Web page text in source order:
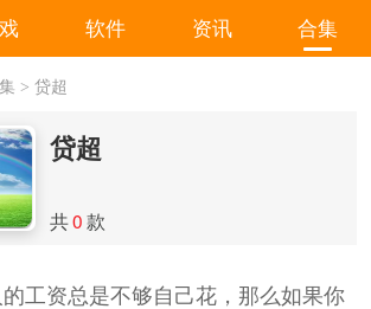
软件 资讯 合集
> 贷超
贷超
共0款
工资总是不够自己花，那么如果你